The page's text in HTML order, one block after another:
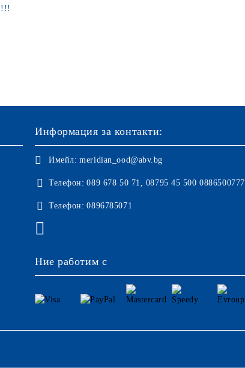
МЕТЕКСАН 120Л.PRUVA !!!
Информация за контакти:
Имейл: meridian_ood@abv.bg
Телефон: 089 678 50 71, 08795 45 500 0886500777
Телефон: 0896785071
Ние работим с